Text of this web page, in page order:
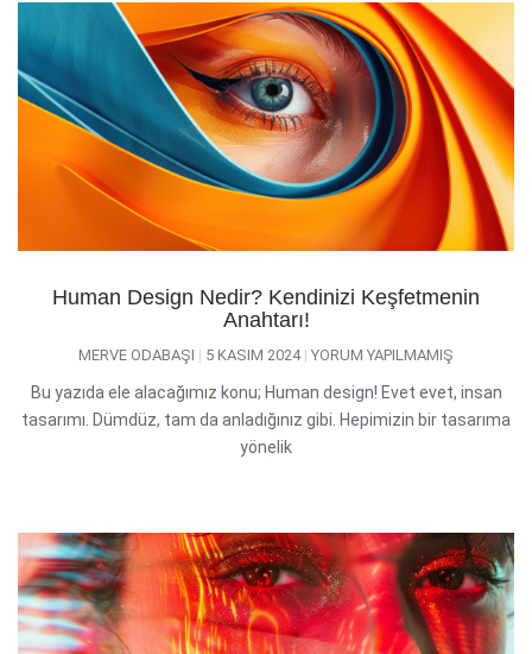
Human Design Nedir? Kendinizi Keşfetmenin
Anahtarı!
MERVE ODABAŞI 5 KASIM 2024 YORUM YAPILMAMIŞ
Bu yazıda ele alacağımız konu; Human design! Evet evet, insan
tasarımı. Dümdüz, tam da anladığınız gibi. Hepimizin bir tasarıma
yönelik